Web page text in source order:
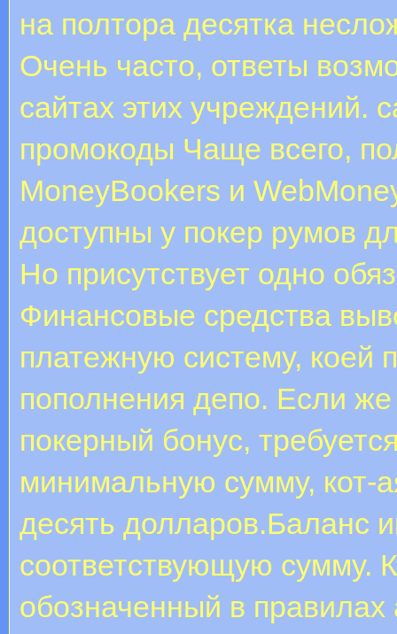
на полтора десятка
Очень часто, ответы
сайтах этих учреждений.
промокоды Чаще всего,
MoneyBookers и
доступны у покер румов
Но присутствует одно
Финансовые средства
платежную систему, коей
пополнения депо. Если
покерный бонус,
минимальную сумму, кот-
десять долларов.Баланс
соответствующую сумму.
обозначенный в